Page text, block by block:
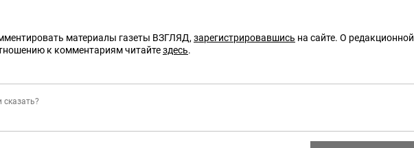
материалы газеты ВЗГЛЯД, зарегистрировавшись на сайте. О редакционной
к комментариям читайтездесь.